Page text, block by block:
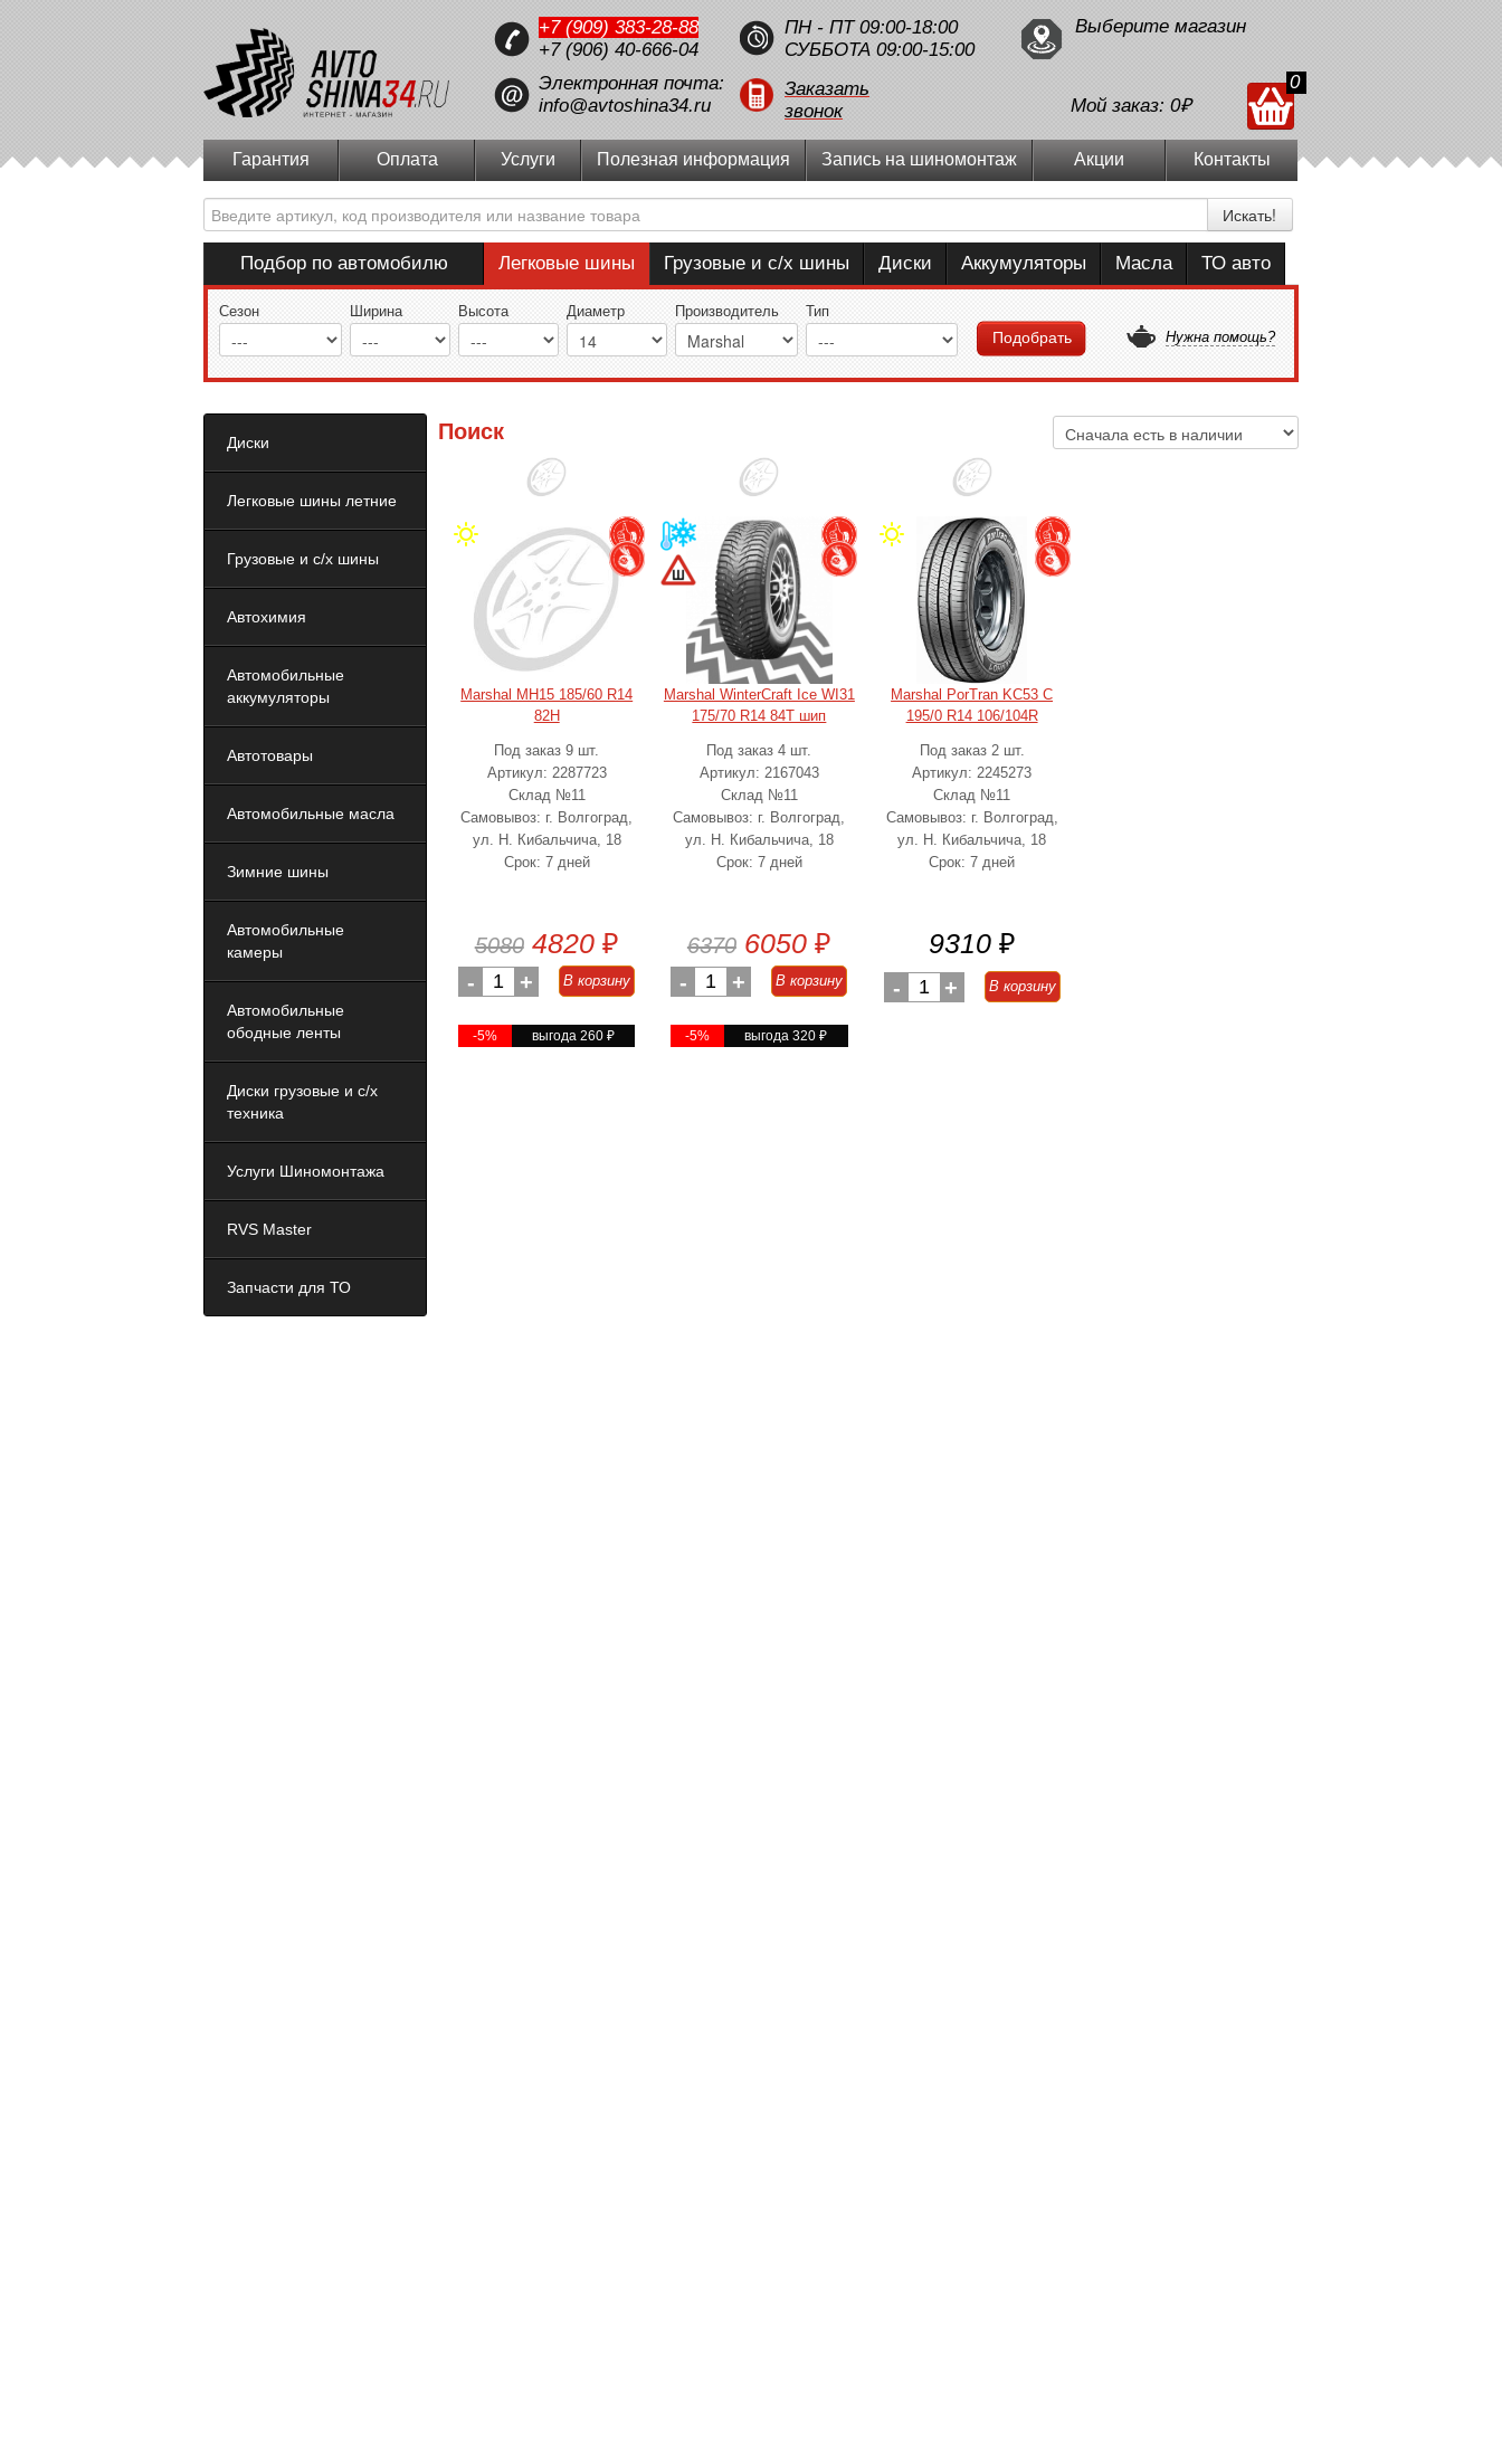
+7 (909) 383-28-88
+7 (906) 40-666-04
Электронная почта:
info@avtoshina34.ru
ПН - ПТ 09:00-18:00
СУББОТА 09:00-15:00
Заказать
звонок
Выберите магазин
Мой заказ: 0₽
0
Гарантия Оплата Услуги Полезная информация Запись на шиномонтаж Акции Контакты
Искать!
Подбор по автомобилю Легковые шины Грузовые и с/х шины Диски Аккумуляторы Масла ТО авто
Сезон Ширина Высота Диаметр Производитель Тип
Подобрать Нужна помощь?
Диски
Легковые шины летние
Грузовые и с/х шины
Автохимия
Автомобильные
аккумуляторы
Автотовары
Автомобильные масла
Зимние шины
Автомобильные
камеры
Автомобильные
ободные ленты
Диски грузовые и с/х
техника
Услуги Шиномонтажа
RVS Master
Запчасти для ТО
Поиск
Marshal MH15 185/60 R14
82H
Под заказ 9 шт.
Артикул: 2287723
Склад №11
Самовывоз: г. Волгоград,
ул. Н. Кибальчича, 18
Срок: 7 дней
5080 4820 ₽
- 1 + В корзину
-5% выгода 260 ₽
Marshal WinterCraft Ice WI31
175/70 R14 84T шип
Под заказ 4 шт.
Артикул: 2167043
Склад №11
Самовывоз: г. Волгоград,
ул. Н. Кибальчича, 18
Срок: 7 дней
6370 6050 ₽
- 1 + В корзину
-5% выгода 320₽
Marshal PorTran KC53 C
195/0 R14 106/104R
Под заказ 2 шт.
Артикул: 2245273
Склад №11
Самовывоз: г. Волгоград,
ул. Н. Кибальчича, 18
Срок: 7 дней
9310 ₽
- 1 + В корзину